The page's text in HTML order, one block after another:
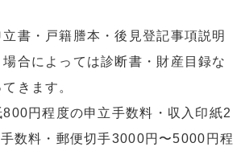
書・戸籍謄本・後見登記事項説明
合によっては診断書・財産目録な
きます。
円程度の申立手数料・収入印紙2
数料・郵便切手3000円〜5000円程